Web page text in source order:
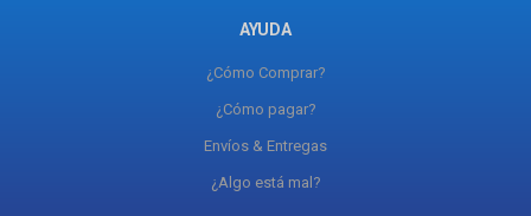
AYUDA
¿Cómo Comprar?
¿Cómo pagar?
Envíos & Entregas
¿Algo está mal?